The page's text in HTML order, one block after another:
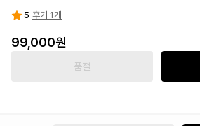
5 후기 1개
99,000원
품절